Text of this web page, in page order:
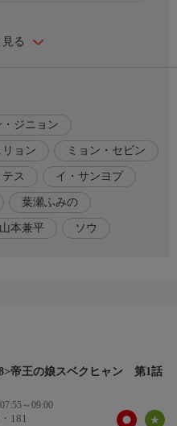
る
・カは辺境の地へ追いやられ
ユンと密かに情を通じてお
)の5万の兵と戦い、勝利して
ン(声:山本兼平)
・ジニョン
ョン ミョン・セビン
ス イ・サンヨプ
葉瀬ふみの
山本兼平 ソウ
帝王の娘スベクヒャン 第1話
07:55～09:00
181